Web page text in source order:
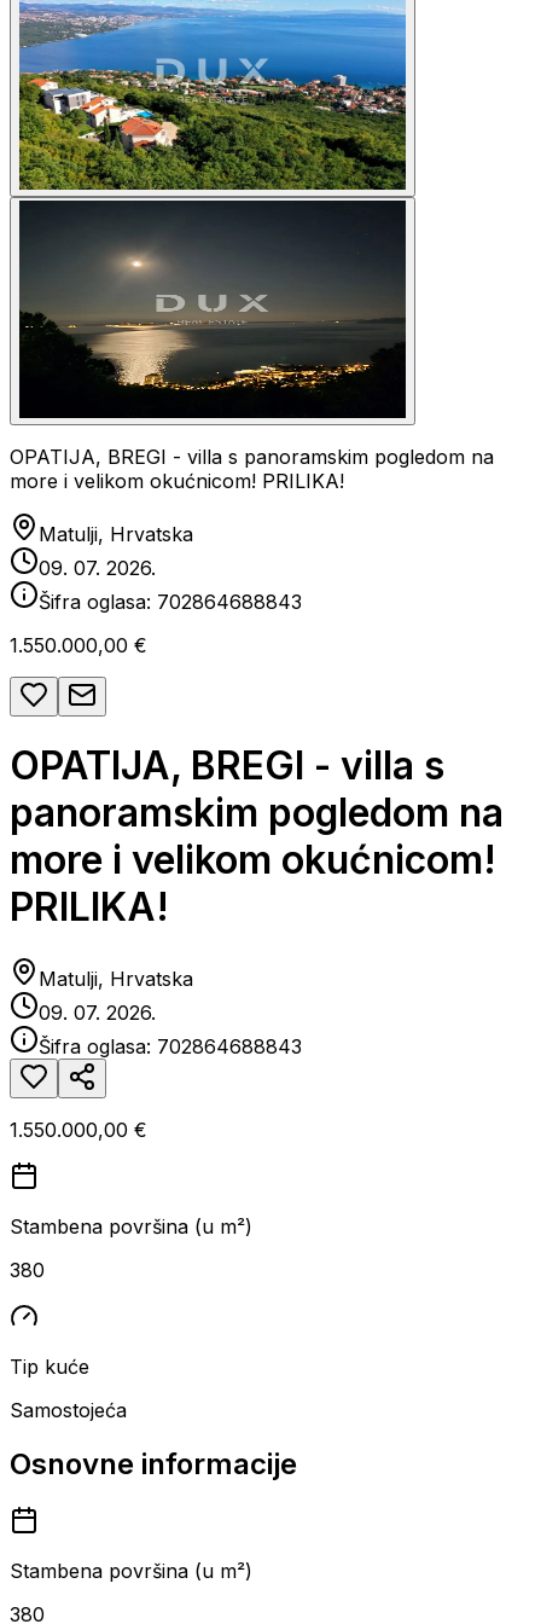
OPATIJA, BREGI - villa s panoramskim pogledom na
more i velikom okućnicom! PRILIKA!
Matulji, Hrvatska
09. 07. 2026.
Šifra oglasa: 702864688843
1.550.000,00 €
OPATIJA, BREGI - villa s
panoramskim pogledom na
more i velikom okućnicom!
PRILIKA!
Matulji, Hrvatska
09. 07. 2026.
Šifra oglasa: 702864688843
1.550.000,00 €
Stambena površina (u m²)
380
Tip kuće
Samostojeća
Osnovne informacije
Stambena površina (u m²)
380